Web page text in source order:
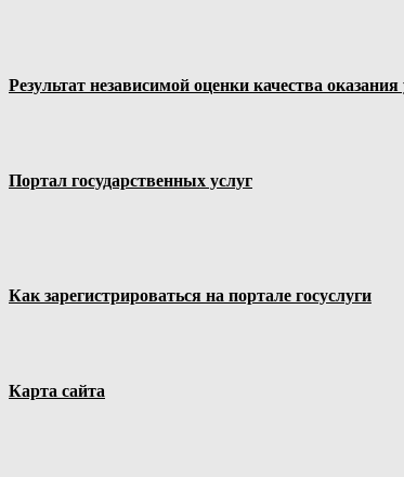
Результат независимой оценки качества оказания
Портал государственных услуг
Как зарегистрироваться на портале госуслуги
Карта сайта